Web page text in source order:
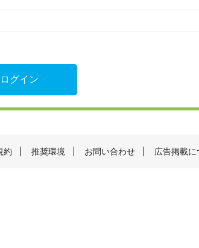
約 推奨環境 お問い合わせ 広告掲載に